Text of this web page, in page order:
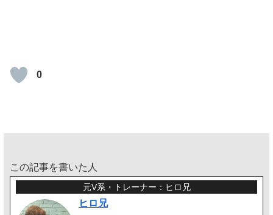
0
この記事を書いた人
元V系・トレーナー：ヒロ兄
ヒロ兄